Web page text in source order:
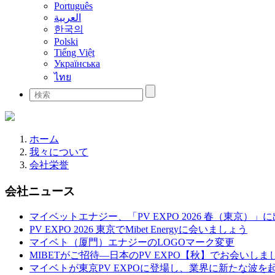
Português
العربية
한국의
Polski
Tiếng Việt
Українська
ไทย
ホーム
我々について
会社栄誉
会社ニュース
マイベットエナジー、「PV EXPO 2026 春（東京）」に
PV EXPO 2026 東京でMibet Energyに会いましょう
マイベト（厦門）エナジーのLOGOマーク変更
MIBETがご招待—日本のPV EXPO【秋】でお会いしま
マイベトが東京PV EXPOに登場し、業界に新たな波を